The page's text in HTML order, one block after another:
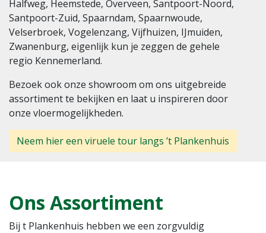
Halfweg, Heemstede, Overveen, Santpoort-Noord,
Santpoort-Zuid, Spaarndam, Spaarnwoude,
Velserbroek, Vogelenzang, Vijfhuizen, IJmuiden,
Zwanenburg, eigenlijk kun je zeggen de gehele
regio Kennemerland.
Bezoek ook onze showroom om ons uitgebreide
assortiment te bekijken en laat u inspireren door
onze vloermogelijkheden.
Neem hier een viruele tour langs ’t Plankenhuis
Ons Assortiment
Bij t Plankenhuis hebben we een zorgvuldig